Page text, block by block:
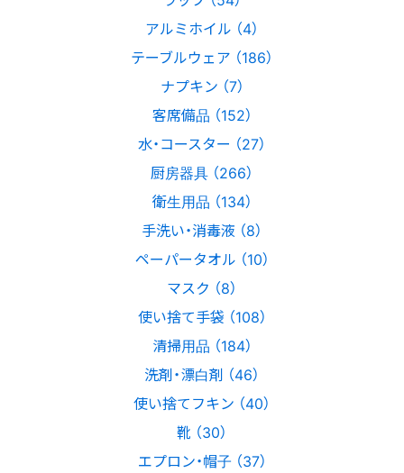
アルミホイル （4）
テーブルウェア （186）
ナプキン （7）
客席備品 （152）
水・コースター （27）
厨房器具 （266）
衛生用品 （134）
手洗い・消毒液 （8）
ペーパータオル （10）
マスク （8）
使い捨て手袋 （108）
清掃用品 （184）
洗剤・漂白剤 （46）
使い捨てフキン （40）
靴 （30）
エプロン・帽子 （37）